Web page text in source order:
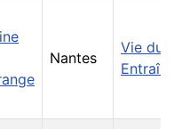
Nantes
Vie du